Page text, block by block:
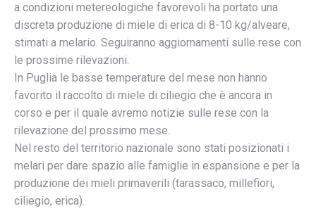
a condizioni metereologiche favorevoli ha portato una
discreta produzione di miele di erica di 8-10 kg/alveare,
stimati a melario. Seguiranno aggiornamenti sulle rese con
le prossime rilevazioni.
In Puglia le basse temperature del mese non hanno
favorito il raccolto di miele di ciliegio che è ancora in
corso e per il quale avremo notizie sulle rese con la
rilevazione del prossimo mese.
Nel resto del territorio nazionale sono stati posizionati i
melari per dare spazio alle famiglie in espansione e per la
produzione dei mieli primaverili (tarassaco, millefiori,
ciliegio, erica).